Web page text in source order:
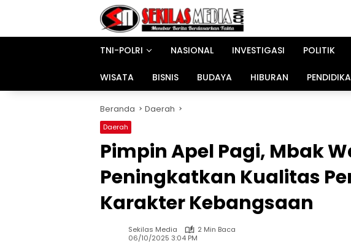
TNI-POLRI
NASIONAL INVESTIGASI POLITIK
WISATA BISNIS BUDAYA HIBURAN
Beranda Daerah
Daerah
Pimpin Apel Pagi, Mbak
Peningkatkan Kualitas
Karakter Kebangsaan
Sekilas Media
2 Min Baca
06/10/2025 3:04 PM